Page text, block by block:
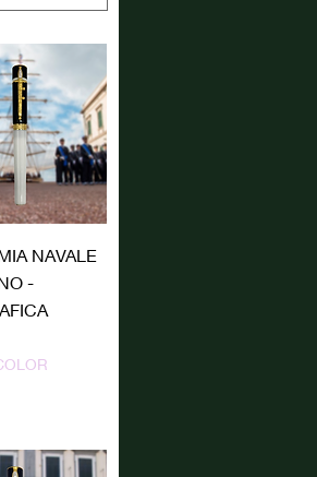
rapida
NAVALE
-